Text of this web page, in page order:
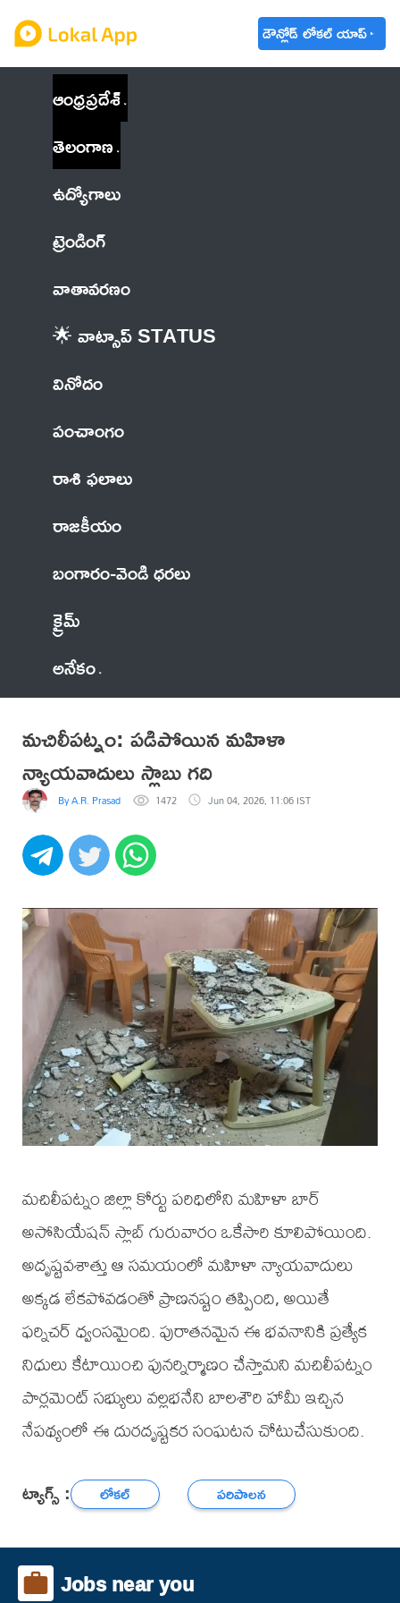
డౌన్లోడ్ లోకల్ యాప్
ఆంధ్రప్రదేశ్
తెలంగాణ
ఉద్యోగాలు
ట్రెండింగ్
వాతావరణం
🌟 వాట్సాప్ STATUS
వినోదం
పంచాంగం
రాశి ఫలాలు
రాజకీయం
బంగారం-వెండి ధరలు
క్రైమ్
అనేకం
మచిలీపట్నం: పడిపోయిన మహిళా
న్యాయవాదులు స్లాబు గది
By A.R. Prasad 1472 Jun 04, 2026, 11:06 IST
మచిలీపట్నం జిల్లా కోర్టు పరిధిలోని మహిళా బార్
అసోసియేషన్ స్లాబ్ గురువారం ఒకేసారి కూలిపోయింది.
అదృష్టవశాత్తు ఆ సమయంలో మహిళా న్యాయవాదులు
అక్కడ లేకపోవడంతో ప్రాణనష్టం తప్పింది, అయితే
ఫర్నిచర్ ధ్వంసమైంది. పురాతనమైన ఈ భవనానికి ప్రత్యేక
నిధులు కేటాయించి పునర్నిర్మాణం చేస్తామని మచిలీపట్నం
పార్లమెంట్ సభ్యులు వల్లభనేని బాలశౌరి హామీ ఇచ్చిన
నేపథ్యంలో ఈ దురదృష్టకర సంఘటన చోటుచేసుకుంది.
ట్యాగ్స్ : లోకల్ పరిపాలన
Jobs near you